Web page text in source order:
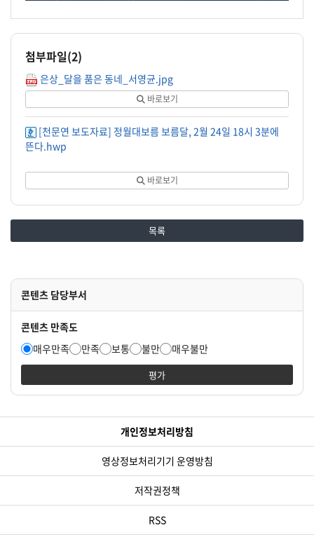
첨부파일(2)
은상_달을 품은 동네_서영균.jpg
바로보기
[천문연 보도자료] 정월대보름 보름달, 2월 24일 18시 3분에
뜬다.hwp
바로보기
목록
콘텐츠 담당부서
콘텐츠 만족도
매우만족
만족 보통 불만 매우불만
평가
개인정보처리방침
영상정보처리기기 운영방침
저작권정책
RSS